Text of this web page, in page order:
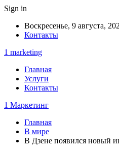
Sign in
Воскресенье, 9 августа,
Контакты
1 marketing
Главная
Услуги
Контакты
1 Маркетинг
Главная
В мире
В Дзене появился новый